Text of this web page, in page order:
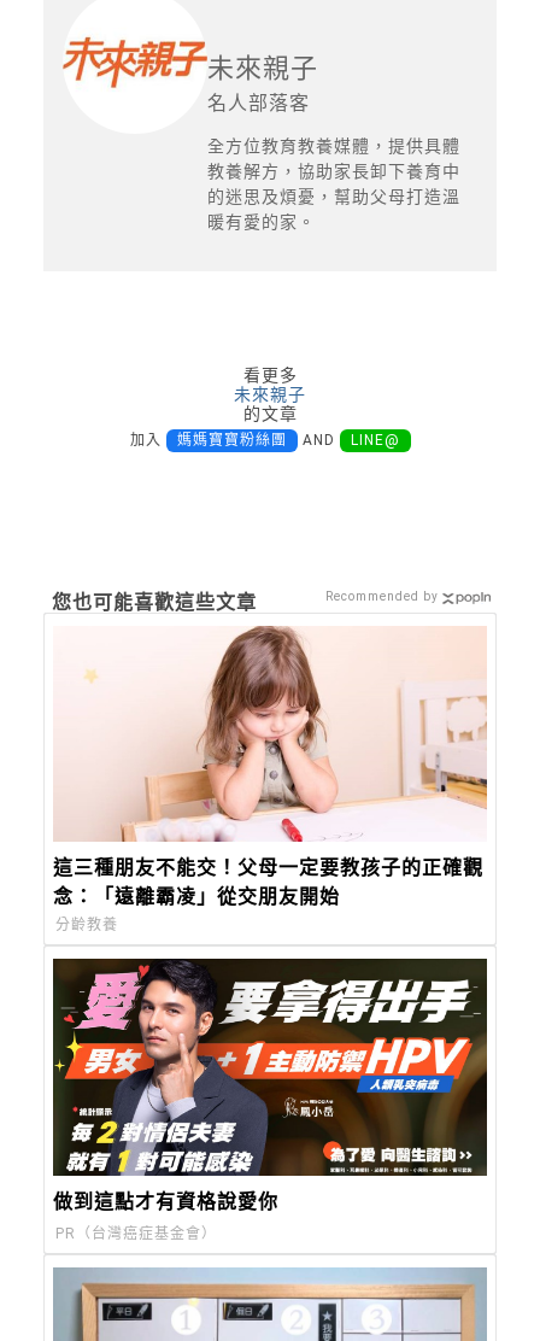
未來親子
名人部落客
全方位教育教養媒體，提供具體
教養解方，協助家長卸下養育中
的迷思及煩憂，幫助父母打造溫
暖有愛的家。
看更多
未來親子
的文章
加入 媽媽寶寶粉絲團 AND LINE@
您也可能喜歡這些文章
這三種朋友不能交！父母一定要教孩子的正確觀
念：「遠離霸凌」從交朋友開始
分齡教養
做到這點才有資格說愛你
PR（台灣癌症基金會）
Recommended by